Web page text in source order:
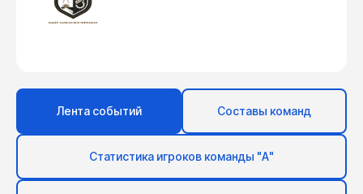
Лента событий Составы команд
Статистика игроков команды "А"